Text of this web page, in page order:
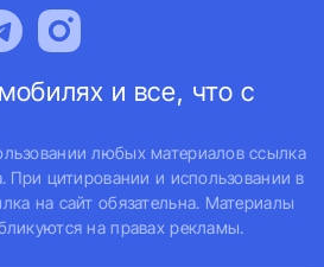
и все, что с
любых материалов ссылка
При цитировании и использовании в
на сайт обязательна. Материалы
на правах рекламы.